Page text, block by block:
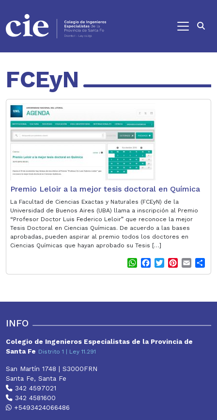
FCEyN
Premio Leloir a la mejor tesis doctoral en Química
La Facultad de Ciencias Exactas y Naturales (FCEyN) de la
Universidad de Buenos Aires (UBA) llama a inscripción al Premio
“Profesor Doctor Luis Federico Leloir” que reconoce la mejor
Tesis Doctoral en Ciencias Químicas. De acuerdo a las bases
aprobadas, pueden aspirar al premio todos los doctores en
Ciencias Químicas que hayan aprobado su Tesis […]
W
h
s
a
b
T
w
t
i
e
t
m
l
h
e
INFO
Colegio de Ingenieros Especialistas de la Provincia de
Santa Fe Distrito 1 | Ley 11.291
San Martín 1748 | S3000FRN
Santa Fe, Santa Fe
342 4597021
342 4581600
+5493424066486